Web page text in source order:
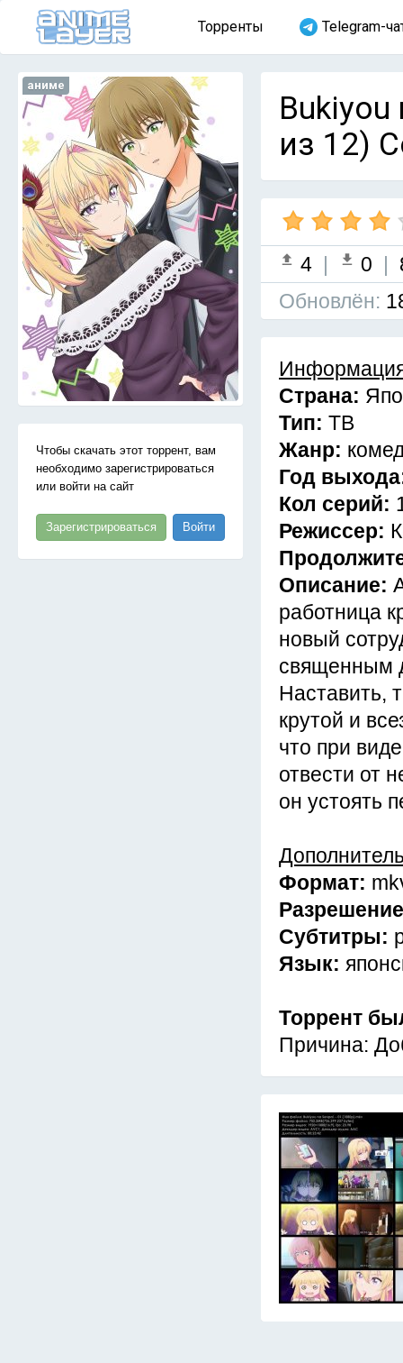
Торренты Telegram-
аниме
Чтобы скачать этот торрент, вам
необходимо зарегистрироваться
или войти на сайт
Зарегистрироваться Войти
из 12)
4 | 0 |
Обновлён:
Страна:
Тип: ТВ
Жанр:
Год
Кол серий:
Режиссер:
Описание:
работница
новый
священным
Наставить,
крутой и
что при
отвести от
он устоять
Формат:
Субтитры:
Язык:
Торрент
Причина: